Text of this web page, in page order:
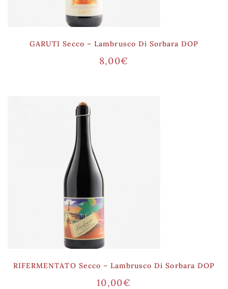
GARUTI Secco – Lambrusco Di Sorbara DOP
8,00€
RIFERMENTATO Secco – Lambrusco Di Sorbara DOP
10,00€